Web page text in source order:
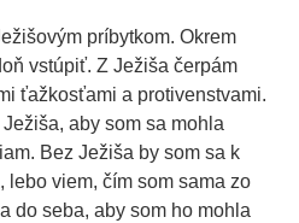
príbytkom. Okrem
vstúpiť. Z Ježiša čerpám
ťažkosťami a protivenstvami.
aby som sa mohla
Bez Ježiša by som sa k
lebo viem, čím som sama zo
do seba, aby som ho mohla